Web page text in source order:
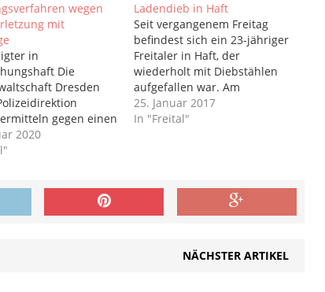
wegen
mit
in
Die
Dresden
gegen einen
Deutschen wegen
der
liegt zur Last,
2020
Ladendieb in Haft
Seit vergangenem Freitag
befindest sich ein 23-jähriger
Freitaler in Haft, der
wiederholt mit Diebstählen
aufgefallen war. Am
vergangenen Donnerstag
wurde der Mann in einem
und Spirituosen im
Gesamtwert von rund 30 Euro
25. Januar 2017
In "Freital"
NÄCHSTER ARTIKEL